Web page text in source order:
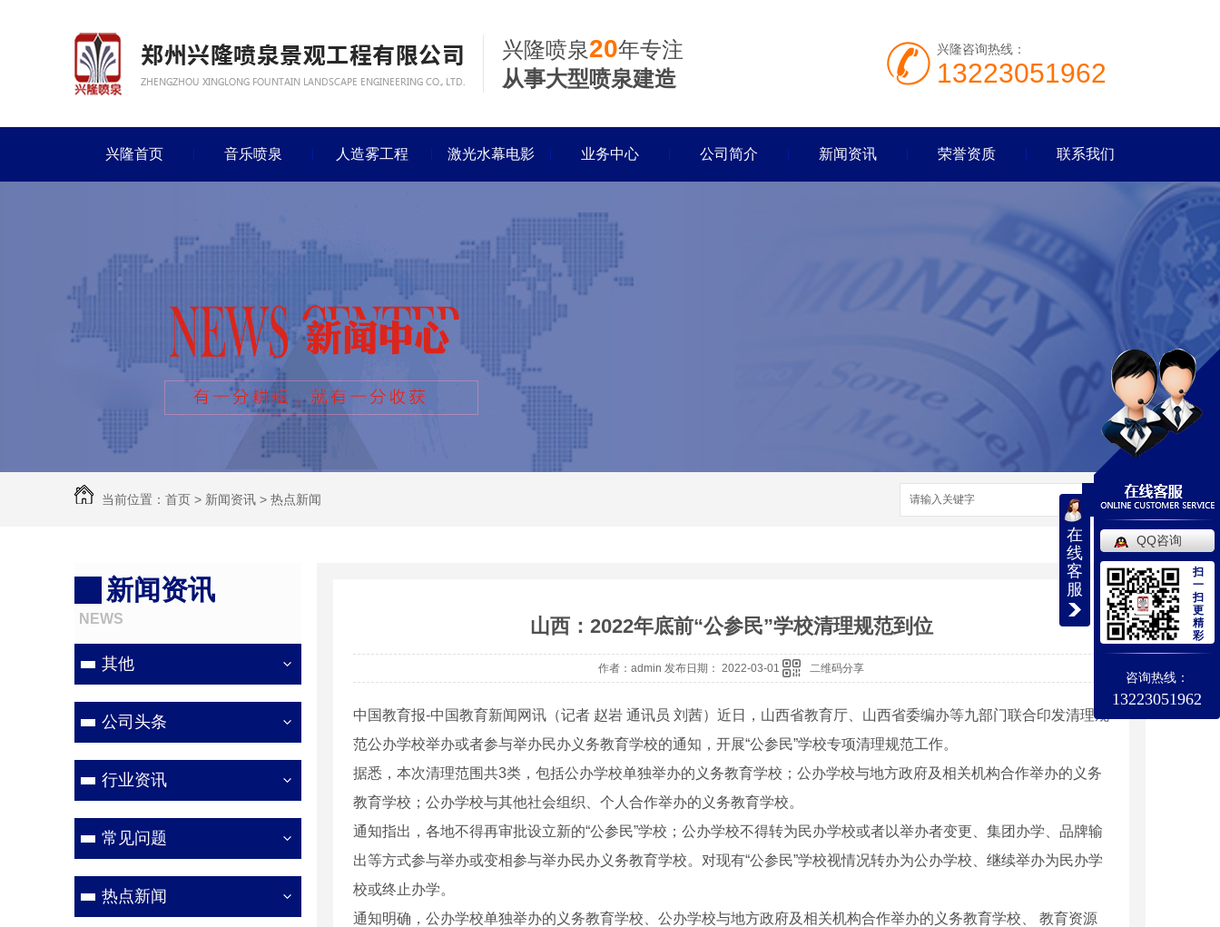
兴隆喷泉20年专注
从事大型喷泉建造
兴隆咨询热线：
13223051962
兴隆首页 音乐喷泉 人造雾工程 激光水幕电影 业务中心 公司简介 新闻资讯 荣誉资质 联系我们
当前位置： 首页 > 新闻资讯 > 热点新闻 搜索
新闻资讯
NEWS
其他
公司头条
行业资讯
常见问题
热点新闻
山西：2022年底前“公参民”学校清理规范到位
作者：admin 发布日期： 2022-03-01 二维码分享
中国教育报-中国教育新闻网讯（记者 赵岩 通讯员 刘茜）近日，山西省教育厅、山西省委编办等九部门联合印发清理规
范公办学校举办或者参与举办民办义务教育学校的通知，开展“公参民”学校专项清理规范工作。
据悉，本次清理范围共3类，包括公办学校单独举办的义务教育学校；公办学校与地方政府及相关机构合作举办的义务
教育学校；公办学校与其他社会组织、个人合作举办的义务教育学校。
通知指出，各地不得再审批设立新的“公参民”学校；公办学校不得转为民办学校或者以举办者变更、集团办学、品牌输
出等方式参与举办或变相参与举办民办义务教育学校。对现有“公参民”学校视情况转办为公办学校、继续举办为民办学
校或终止办学。
通知明确，公办学校单独举办的义务教育学校、公办学校与地方政府及相关机构合作举办的义务教育学校、 教育资源
在
线
客
服
QQ咨询
扫
一
扫
更
精
彩
咨询热线：
13223051962